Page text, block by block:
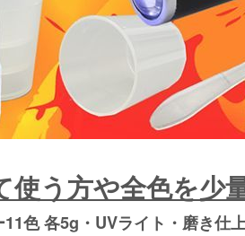
使う方や全色を少
11色 各5g・UVライト・磨き仕